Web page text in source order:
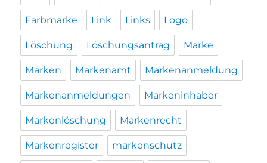
Farbmarke Link Links Logo
Löschung Löschungsantrag Marke
Marken Markenamt Markenanmeldung
Markenanmeldungen Markeninhaber
Markenlöschung Markenrecht
Markenregister markenschutz